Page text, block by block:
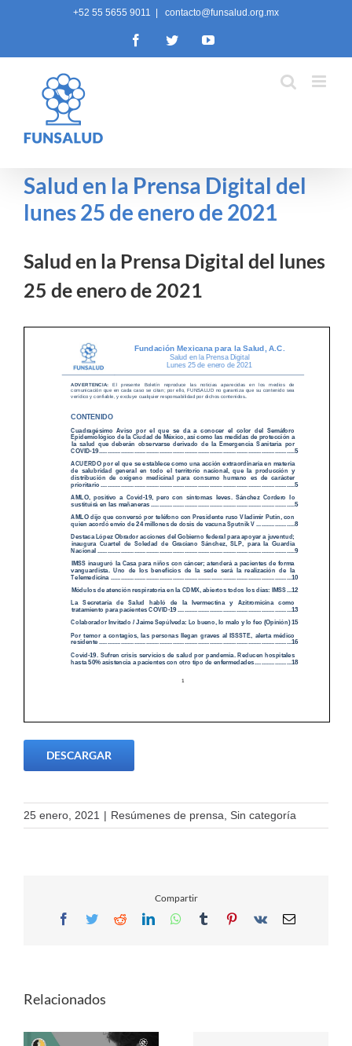
+52 55 5655 9011 contacto@funsalud.org.mx
FacebookTwitterYouTube
Salud en la Prensa Digital del
lunes 25 de enero de 2021
Salud en la Prensa Digital del lunes
25 de enero de 2021
DESCARGAR
25 enero, 2021 | Resúmenes de prensa, Sin categoría
Compartir
Facebook
TwitterRedditLinkedInWhatsApp
TumblrPinterest
Vk Email
Relacionados